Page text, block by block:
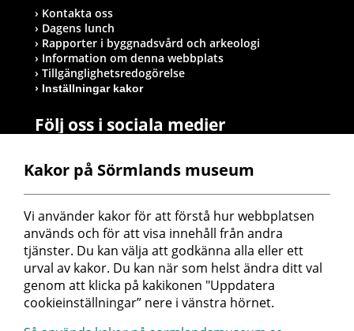
Kontakta oss
Dagens lunch
Rapporter i byggnadsvård och arkeologi
Information om denna webbplats
Tillgänglighetsredogörelse
Inställningar kakor
Följ oss i sociala medier
Postadress
Sörmlands museum
Box 314
611 26 Nyköping
Kakor på Sörmlands museum
Vi använder kakor för att förstå hur webbplatsen
används och för att visa innehåll från andra
tjänster. Du kan välja att godkänna alla eller ett
urval av kakor. Du kan när som helst ändra ditt val
genom att klicka på kakikonen "Uppdatera
cookieinställningar” nere i vänstra hörnet.